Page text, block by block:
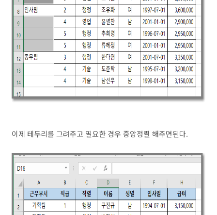
이제 테두리를 그려주고 필요한 경우 중앙정렬 해주면된다.